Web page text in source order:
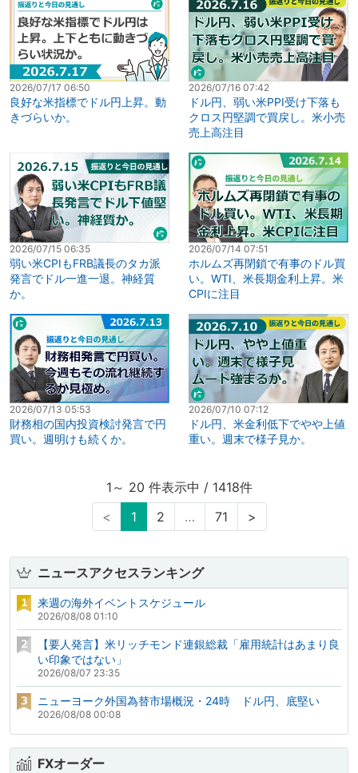
2026/07/17 06:50
良好な米指標でドル円上昇。動
きづらいか。
2026/07/16 07:42
ドル円、弱い米PPI受け下落も
クロス円堅調で買戻し。米小売
売上高注目
2026/07/15 06:35
弱い米CPIもFRB議長のタカ派
発言でドル一進一退。神経質
か。
2026/07/14 07:51
ホルムズ再閉鎖で有事のドル買
い。WTI、米長期金利上昇。米
CPIに注目
2026/07/13 05:53
財務相の国内投資検討発言で円
買い。週明けも続くか。
2026/07/10 07:12
ドル円、米金利低下でやや上値
重い。週末で様子見か。
1～ 20 件表示中 / 1418件
<
1 2 … 71 >
ニュースアクセスランキング
来週の海外イベントスケジュール
2026/08/08 01:10
【要人発言】米リッチモンド連銀総裁「雇用統計はあまり良
い印象ではない」
2026/08/07 23:35
ニューヨーク外国為替市場概況・24時 ドル円、底堅い
2026/08/08 00:08
FXオーダー